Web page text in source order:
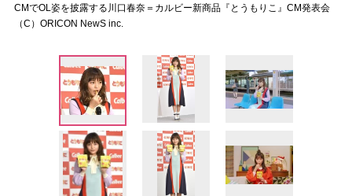
CMでOL姿を披露する川口春奈＝カルビー新商品『とうもりこ』CM発表会
（C）ORICON NewS inc.